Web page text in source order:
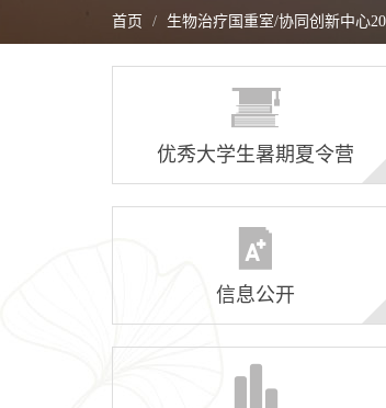
首页 生物治疗国重室/协同创新中心
优秀大学生暑期夏令营
信息公开